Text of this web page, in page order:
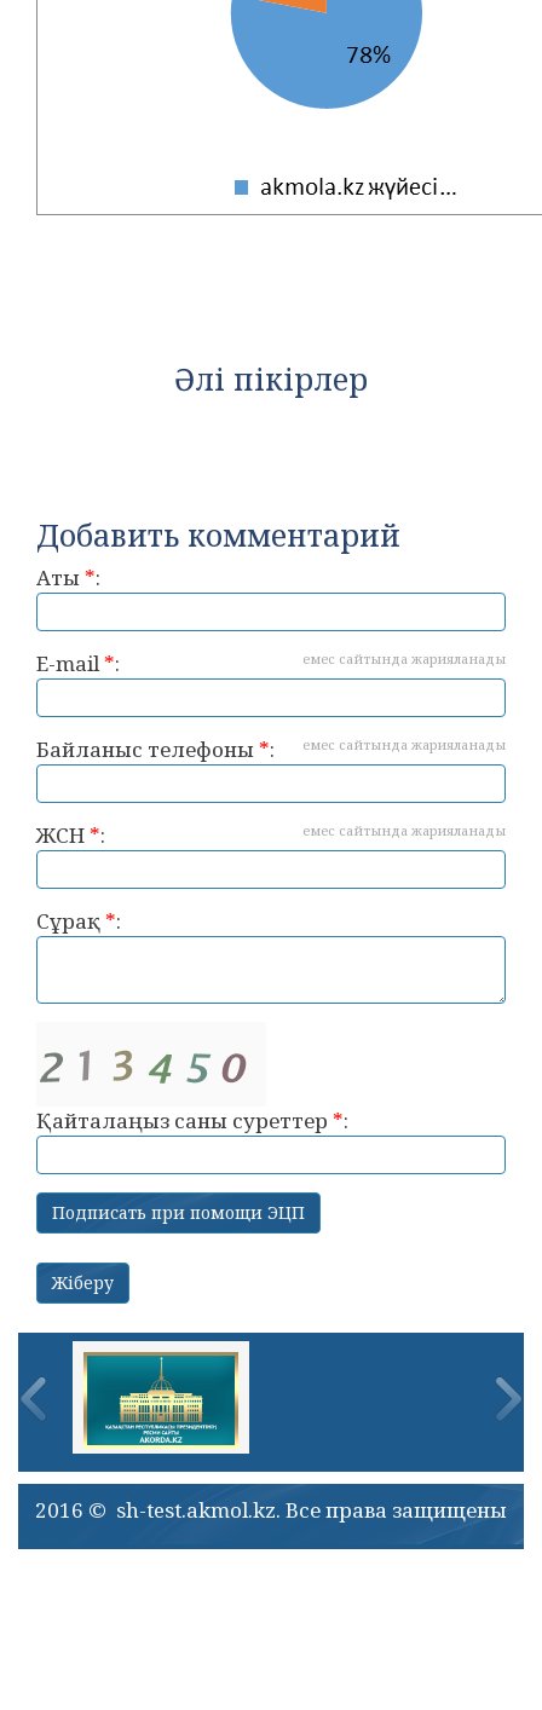
Әлі пікірлер
Добавить комментарий
Аты *:
E-mail*: емес сайтында жарияланады
Байланыс телефоны *: емес сайтында жарияланады
ЖСН *: емес сайтында жарияланады
Сұрақ *:
Қайталаңыз саны суреттер *:
2016 © sh-test.akmol.kz. Все права защищены